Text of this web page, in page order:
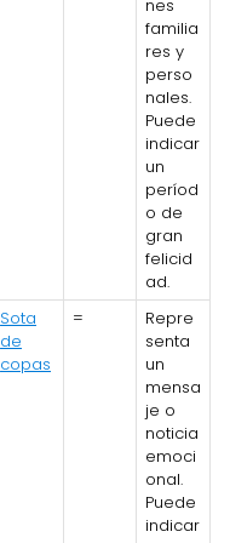
nes
familia
res y
perso
nales.
Puede
indicar
un
períod
o de
gran
felicid
ad.
Sota
de
copas
=
Repre
senta
un
mensa
je o
noticia
emoci
onal.
Puede
indicar